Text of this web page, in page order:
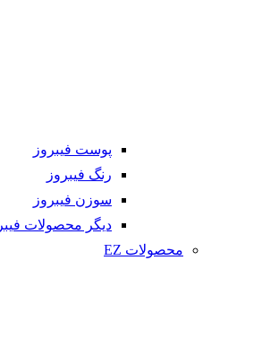
پوست فیبروز
رنگ فیبروز
سوزن فیبروز
دیگر محصولات فیبروز
محصولات EZ